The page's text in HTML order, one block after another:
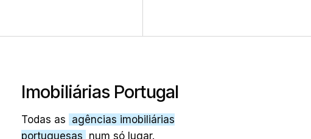
Imobiliárias Portugal
Todas as agências imobiliárias
portuguesas num só lugar.